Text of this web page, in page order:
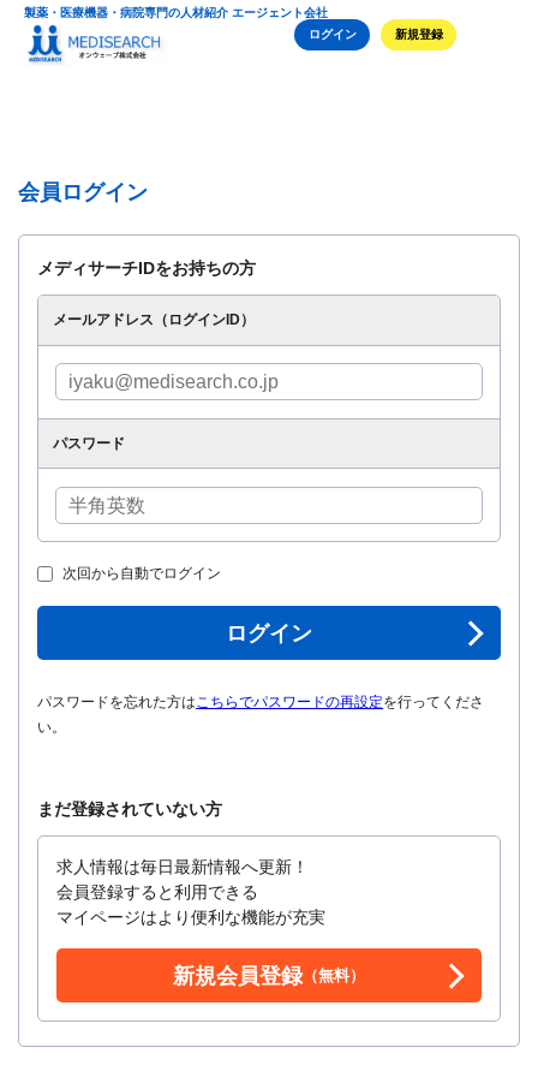
製薬・医療機器・病院専門の人材紹介 エージェント会社
ログイン
新規登録
会員ログイン
メディサーチIDをお持ちの方
メールアドレス（ログインID）
パスワード
次回から自動でログイン
ログイン
パスワードを忘れた方はこちらでパスワードの再設定を行ってくださ
い。
まだ登録されていない方
求人情報は毎日最新情報へ更新！
会員登録すると利用できる
マイページはより便利な機能が充実
新規会員登録（無料）